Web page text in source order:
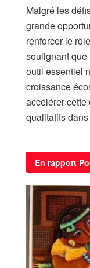
Malgré les
grande
renforcer le
soulignant que
outil essentiel
croissance
accélérer
qualitatifs
En rapport